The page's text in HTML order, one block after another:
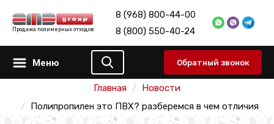
Продажа полимерных отходов
8 (968) 800-44-00
8 (800) 550-40-24
Меню Обратный звонок
Главная
Новости
Полипропилен это ПВХ? разберемся в чем отличия